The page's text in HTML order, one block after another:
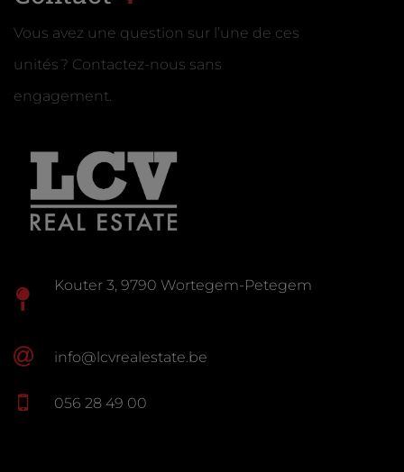
Vous avez une question sur l’une de ces
unités ? Contactez-nous sans
engagement.
Kouter 3, 9790 Wortegem-Petegem
info@lcvrealestate.be
056 28 49 00